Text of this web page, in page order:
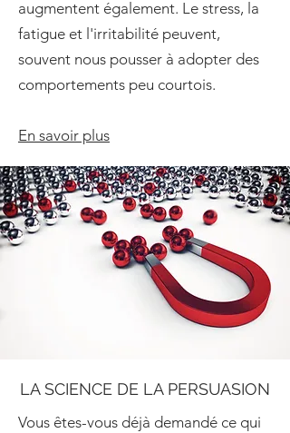
augmentent également. Le stress, la
fatigue et l'irritabilité peuvent,
souvent nous pousser à adopter des
comportements peu courtois.
En savoir plus
LA SCIENCE DE LA PERSUASION
Vous êtes-vous déjà demandé ce qui